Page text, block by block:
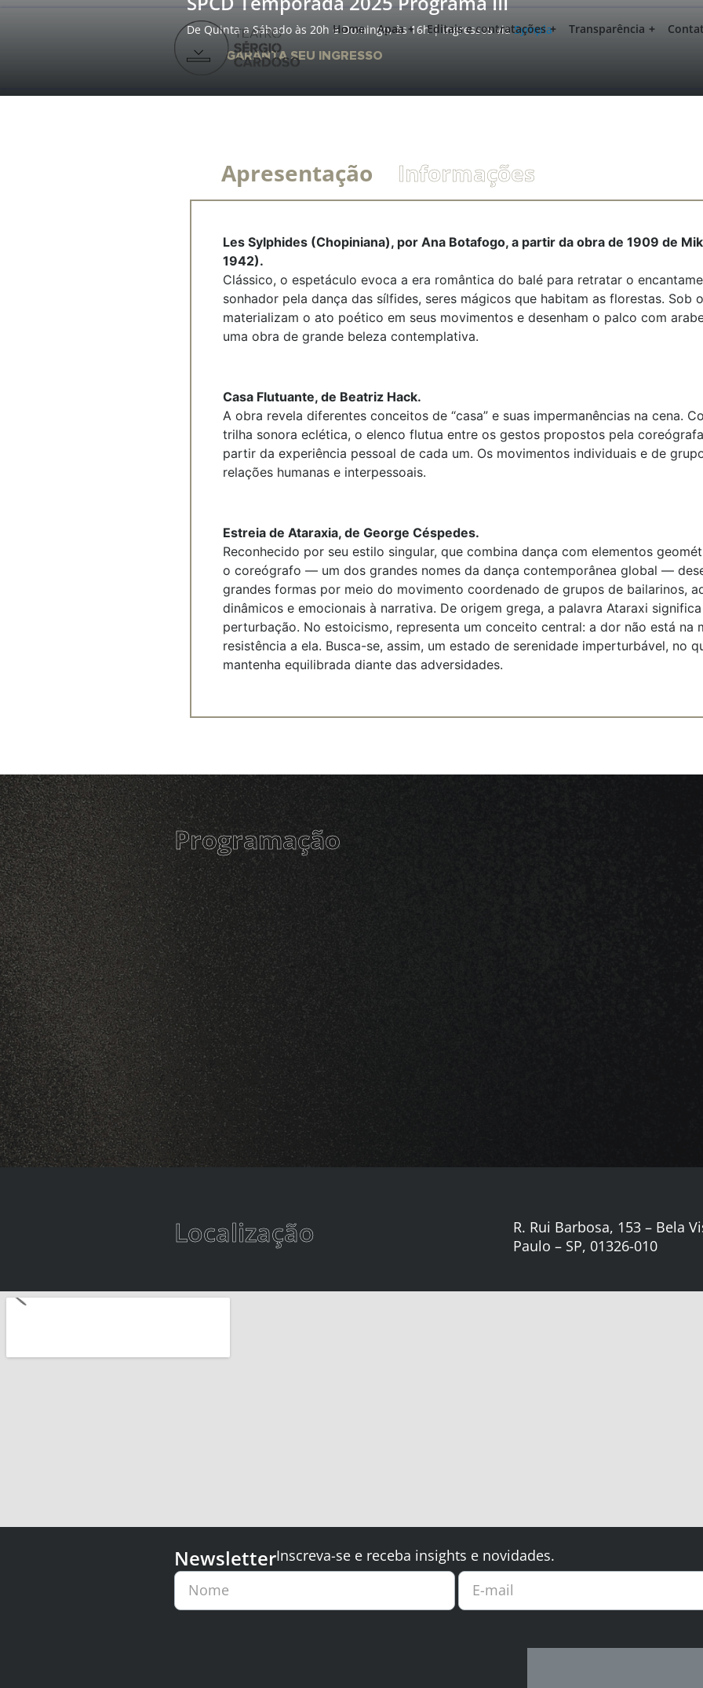
Home Apaa Editais e contratações Transparência
De Quinta a Sábado às 20h e Domingo, às 16h | Ingressos viaSympla
GARANTA SEU INGRESSO
Apresentação Informações
Les Sylphides (Chopiniana), por Ana Botafogo, a partir da obra de 1909 de
1942).
Clássico, o espetáculo evoca a era romântica do balé para retratar o
sonhador pela dança das sílfides, seres mágicos que habitam as florestas. Sob
materializam o ato poético em seus movimentos e desenham o palco com
uma obra de grande beleza contemplativa.
Casa Flutuante, de Beatriz Hack.
A obra revela diferentes conceitos de “casa” e suas impermanências na cena.
trilha sonora eclética, o elenco flutua entre os gestos propostos pela
partir da experiência pessoal de cada um. Os movimentos individuais e de
relações humanas e interpessoais.
Estreia de Ataraxia, de George Céspedes.
Reconhecido por seu estilo singular, que combina dança com elementos
o coreógrafo — um dos grandes nomes da dança contemporânea global —
grandes formas por meio do movimento coordenado de grupos de bailarinos,
dinâmicos e emocionais à narrativa. De origem grega, a palavra Ataraxi
perturbação. No estoicismo, representa um conceito central: a dor não está na
resistência a ela. Busca-se, assim, um estado de serenidade imperturbável, no
mantenha equilibrada diante das adversidades.
Programação
Localização
R. Rui Barbosa, 153 – Bela
Paulo – SP, 01326-010
NewsletterInscreva-se e receba insights e novidades.
Nome
E-mail